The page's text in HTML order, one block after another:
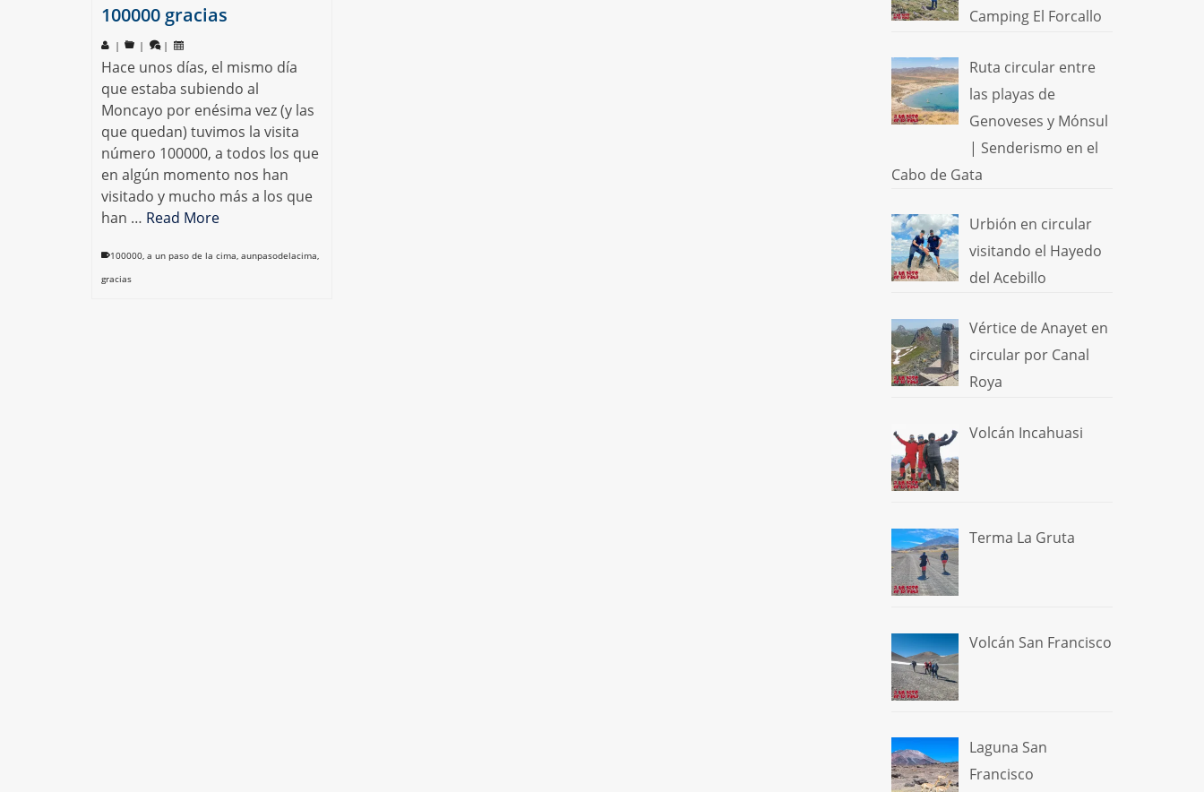
100000 gracias
| | |
Hace unos días, el mismo día
que estaba subiendo al
Moncayo por enésima vez (y las
que quedan) tuvimos la visita
número 100000, a todos los que
en algún momento nos han
visitado y mucho más a los que
han … Read More
100000, a un paso de la cima, aunpasodelacima,
gracias
Camping El Forcallo
Ruta circular entre
las playas de
Genoveses y Mónsul
| Senderismo en el
Cabo de Gata
Urbión en circular
visitando el Hayedo
del Acebillo
Vértice de Anayet en
circular por Canal
Roya
Volcán Incahuasi
Terma La Gruta
Volcán San Francisco
Laguna San
Francisco